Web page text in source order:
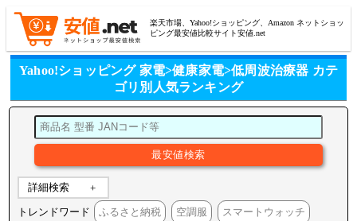
楽天市場、Yahoo!ショッピング、Amazon ネットショッ
ピング最安値比較サイト安値.net
Yahoo!ショッピング 家電>健康家電>低周波治療器 カテ
ゴリ別人気ランキング
詳細検索
トレンドワード ふるさと納税 空調服 スマートウォッチ